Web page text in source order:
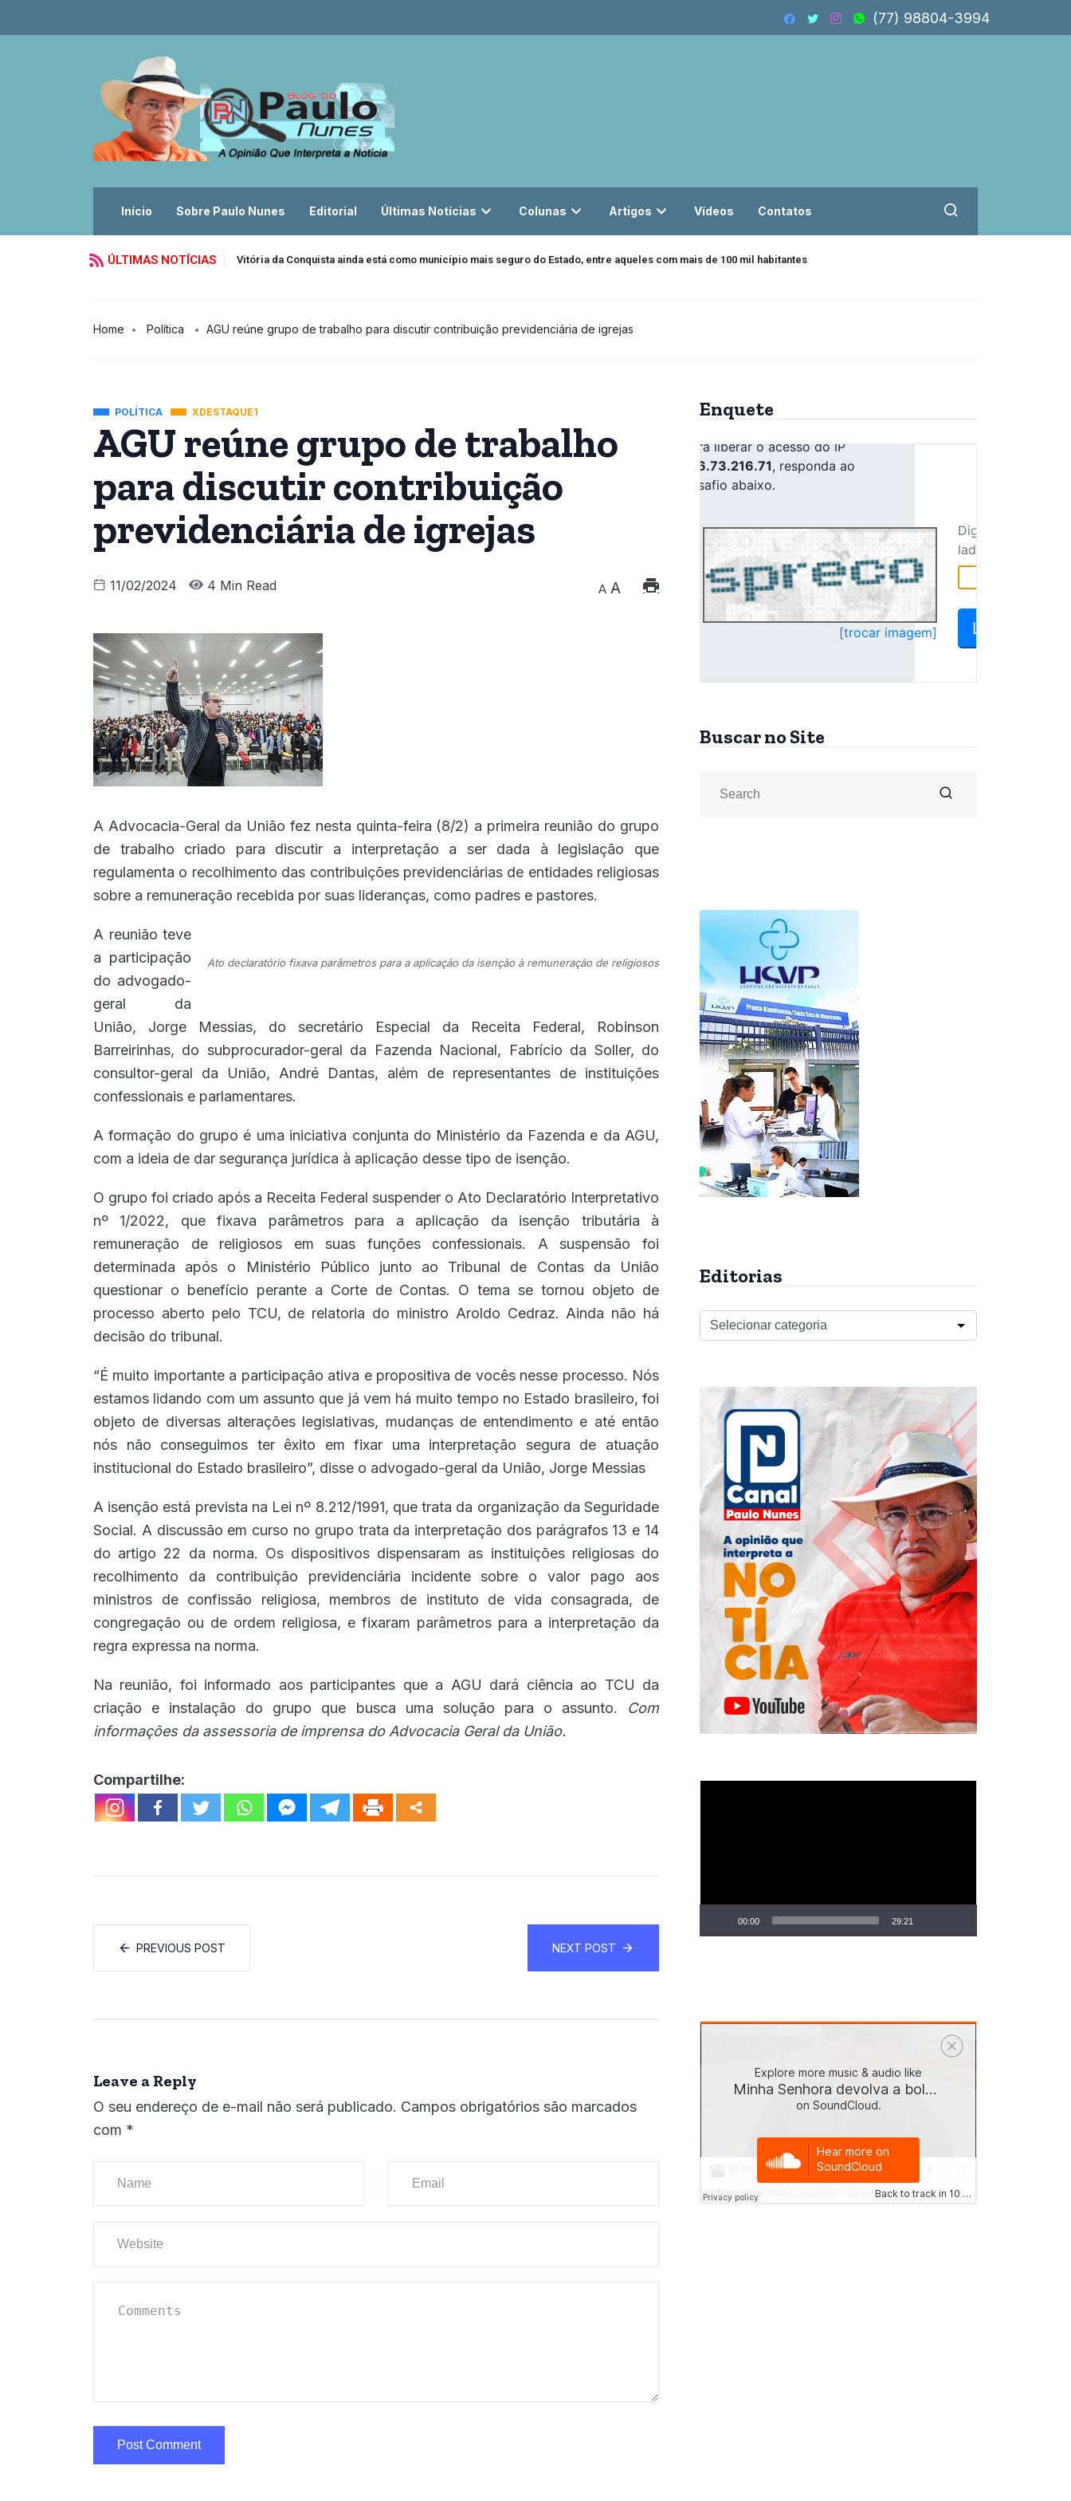
(77) 98804-3994
Início Sobre Paulo Nunes Editorial Últimas Notícias Colunas Artigos Vídeos Contatos
ÚLTIMAS NOTÍCIAS Vitória da Conquista ainda está como município mais seguro do Estado, entre aqueles com mais de 100 mil habitantes
Home Política AGU reúne grupo de trabalho para discutir contribuição previdenciária de igrejas
POLÍTICA XDESTAQUE1
AGU reúne grupo de trabalho
para discutir contribuição
previdenciária de igrejas
11/02/2024 4 Min Read A A
A Advocacia-Geral da União fez nesta quinta-feira (8/2) a primeira reunião do grupo
de trabalho criado para discutir a interpretação a ser dada à legislação que
regulamenta o recolhimento das contribuições previdenciárias de entidades religiosas
sobre a remuneração recebida por suas lideranças, como padres e pastores.
Ato declaratório fixava parâmetros para a aplicação da isenção à remuneração de religiosos
A reunião teve
a participação
do advogado-
geral da
União, Jorge Messias, do secretário Especial da Receita Federal, Robinson
Barreirinhas, do subprocurador-geral da Fazenda Nacional, Fabrício da Soller, do
consultor-geral da União, André Dantas, além de representantes de instituições
confessionais e parlamentares.
A formação do grupo é uma iniciativa conjunta do Ministério da Fazenda e da AGU,
com a ideia de dar segurança jurídica à aplicação desse tipo de isenção.
O grupo foi criado após a Receita Federal suspender o Ato Declaratório Interpretativo
nº 1/2022, que fixava parâmetros para a aplicação da isenção tributária à
remuneração de religiosos em suas funções confessionais. A suspensão foi
determinada após o Ministério Público junto ao Tribunal de Contas da União
questionar o benefício perante a Corte de Contas. O tema se tornou objeto de
processo aberto pelo TCU, de relatoria do ministro Aroldo Cedraz. Ainda não há
decisão do tribunal.
“É muito importante a participação ativa e propositiva de vocês nesse processo. Nós
estamos lidando com um assunto que já vem há muito tempo no Estado brasileiro, foi
objeto de diversas alterações legislativas, mudanças de entendimento e até então
nós não conseguimos ter êxito em fixar uma interpretação segura de atuação
institucional do Estado brasileiro”, disse o advogado-geral da União, Jorge Messias
A isenção está prevista na Lei nº 8.212/1991, que trata da organização da Seguridade
Social. A discussão em curso no grupo trata da interpretação dos parágrafos 13 e 14
do artigo 22 da norma. Os dispositivos dispensaram as instituições religiosas do
recolhimento da contribuição previdenciária incidente sobre o valor pago aos
ministros de confissão religiosa, membros de instituto de vida consagrada, de
congregação ou de ordem religiosa, e fixaram parâmetros para a interpretação da
regra expressa na norma.
Na reunião, foi informado aos participantes que a AGU dará ciência ao TCU da
criação e instalação do grupo que busca uma solução para o assunto. Com
informações da assessoria de imprensa do Advocacia Geral da União.
Compartilhe:
PREVIOUS POST NEXT POST
Leave a Reply
O seu endereço de e-mail não será publicado. Campos obrigatórios são marcados
com *
Enquete
Buscar no Site
Editorias
00:00 29:21